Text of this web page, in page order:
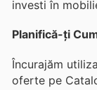
investi în
Planifică-ți
Încurajăm
oferte pe